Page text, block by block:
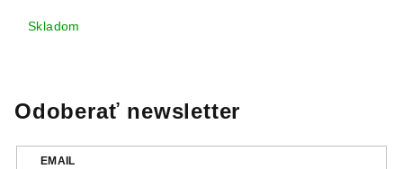
Skladom
Odoberať newsletter
EMAIL